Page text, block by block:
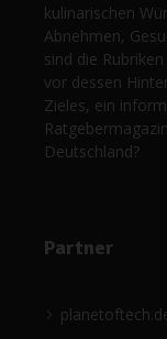
kulinarischen
Abnehmen,
sind die
vor dessen
Zieles, ein
Deutschland?
Partner